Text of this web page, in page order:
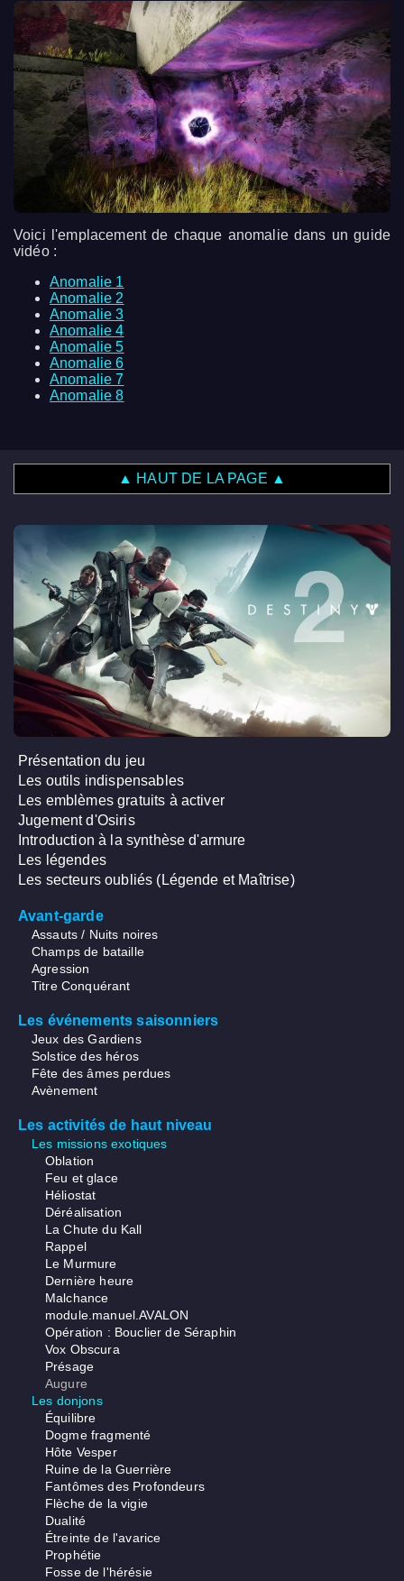
Voici l'emplacement de chaque anomalie dans un guide
vidéo :
Anomalie 1
Anomalie 2
Anomalie 3
Anomalie 4
Anomalie 5
Anomalie 6
Anomalie 7
Anomalie 8
▲ HAUT DE LA PAGE ▲
Présentation du jeu
Les outils indispensables
Les emblèmes gratuits à activer
Jugement d'Osiris
Introduction à la synthèse d'armure
Les légendes
Les secteurs oubliés (Légende et Maîtrise)
Avant-garde
Assauts / Nuits noires
Champs de bataille
Agression
Titre Conquérant
Les événements saisonniers
Jeux des Gardiens
Solstice des héros
Fête des âmes perdues
Avènement
Les activités de haut niveau
Les missions exotiques
Oblation
Feu et glace
Héliostat
Déréalisation
La Chute du Kall
Rappel
Le Murmure
Dernière heure
Malchance
module.manuel.AVALON
Opération : Bouclier de Séraphin
Vox Obscura
Présage
Augure
Les donjons
Équilibre
Dogme fragmenté
Hôte Vesper
Ruine de la Guerrière
Fantômes des Profondeurs
Flèche de la vigie
Dualité
Étreinte de l'avarice
Prophétie
Fosse de l'hérésie